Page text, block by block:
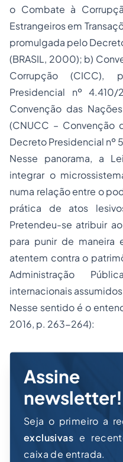
o Combate à
Estrangeiros em
promulgada pelo
(BRASIL, 2000); b)
Corrupção (CICC),
Presidencial nº
Convenção das
(CNUCC – Convenção
Decreto Presidencial nº
Nesse panorama, a
integrar o
numa relação entre o
prática de atos
Pretendeu-se atribuir
para punir de maneira
atentem contra o
Administração
internacionais
Nesse sentido é o
2016, p. 263-264):
newsletter!
Seja o primeiro a
exclusivas e
caixa de entrada.